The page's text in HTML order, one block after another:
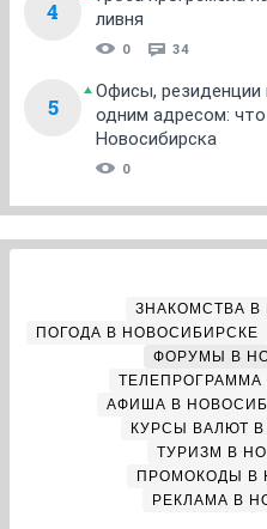
4
ливня
0 34
5
Офисы, резиденции
одним адресом:
Новосибирска
0
ЗНАКОМСТВА
ПОГОДА В НОВОСИБИРСКЕ
ФОРУМЫ В
АФИША В
КУРСЫ ВАЛЮТ
ТУРИЗМ В
ПРОМОКОДЫ В
РЕКЛАМА В